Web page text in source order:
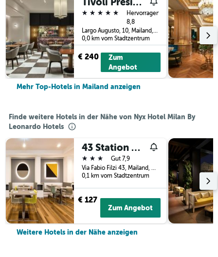
5 Sterne
Hervorragend
8,8
Largo Augusto, 10, Mailand, Milano, Italien
0,0 km vom Stadtzentrum
€ 240
Zum
Angebot
Mehr Top-Hotels in Mailand anzeigen
Finde weitere Hotels in der Nähe von Nyx Hotel Milan By
Leonardo Hotels
43 Station Hotel
3 Sterne
Gut 7,9
Via Fabio Filzi 43, Mailand, Milano, Italien
0,1 km vom Stadtzentrum
€ 127
Zum Angebot
Weitere Hotels in der Nähe anzeigen